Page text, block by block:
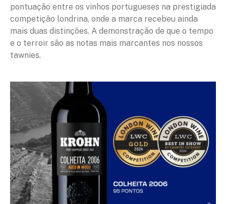
pontuação entre os vinhos portugueses na prestigiada
competição londrina, onde a marca recebeu ainda
mais duas distinções. A demonstração de que o tempo
e o terroir são as notas mais marcantes nos nossos
tawnies.